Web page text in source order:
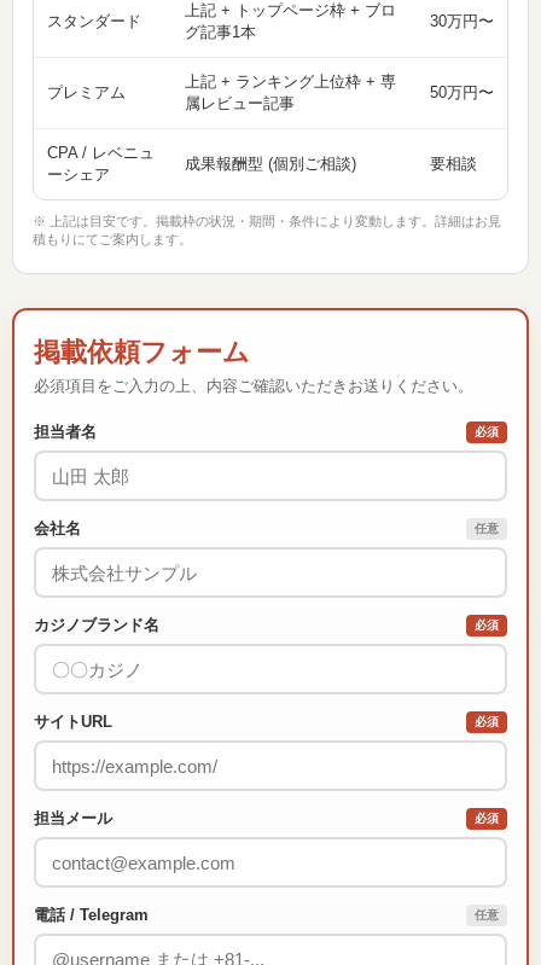
スタンダード
上記 + トップページ枠 + ブロ
グ記事1本
30万円〜
プレミアム
上記 + ランキング上位枠 + 専
属レビュー記事
50万円〜
CPA / レベニュ
ーシェア
成果報酬型 (個別ご相談) 要相談
※ 上記は目安です。掲載枠の状況・期間・条件により変動します。詳細はお見
積もりにてご案内します。
掲載依頼フォーム
必須項目をご入力の上、内容ご確認いただきお送りください。
担当者名 必須
会社名 任意
カジノブランド名 必須
サイトURL 必須
担当メール 必須
電話 / Telegram 任意